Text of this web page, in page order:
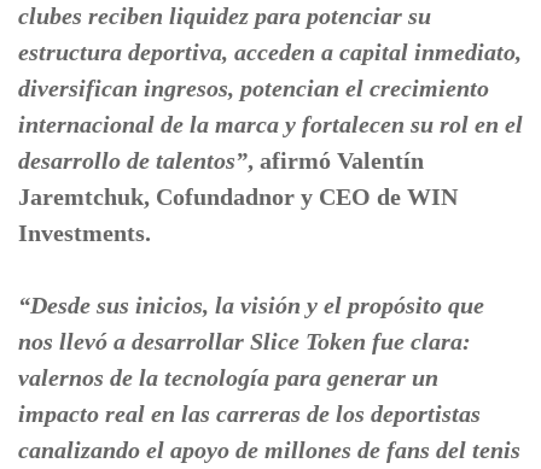
clubes reciben liquidez para potenciar su
estructura deportiva, acceden a capital inmediato,
diversifican ingresos, potencian el crecimiento
internacional de la marca y fortalecen su rol en el
desarrollo de talentos”, afirmó Valentín
Jaremtchuk, Cofundadnor y CEO de WIN
Investments.
“Desde sus inicios, la visión y el propósito que
nos llevó a desarrollar Slice Token fue clara:
valernos de la tecnología para generar un
impacto real en las carreras de los deportistas
canalizando el apoyo de millones de fans del tenis